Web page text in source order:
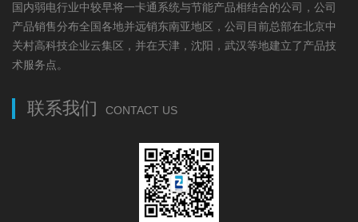
国内弱电行业中较早将一卡通系统与节能产品相结合的公司，公司
产品销售分布全国各地并远销东南亚地区，公司目前总部在北京中
关村高科技企业云集区，并在天津，沈阳，武汉等地建立了产品技
术服务点。
联系我们 CONTACT US